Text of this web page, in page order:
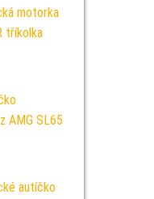
motorka
tříkolka
AMG SL65
autíčko